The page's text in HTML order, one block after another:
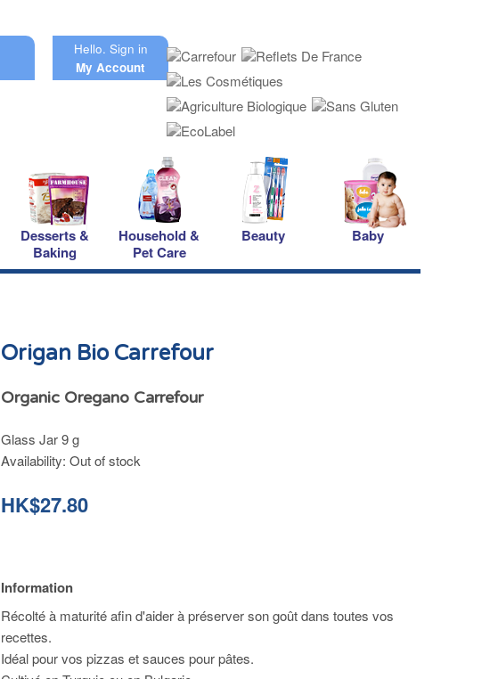
Hello. Sign in
My Account
Desserts &
Baking
Household &
Pet Care
Beauty Baby
Origan Bio Carrefour
Organic Oregano Carrefour
Glass Jar 9 g
Availability:Out of stock
HK$27.80
Information
Récolté à maturité afin d'aider à préserver son goût dans toutes vos
recettes.
Idéal pour vos pizzas et sauces pour pâtes.